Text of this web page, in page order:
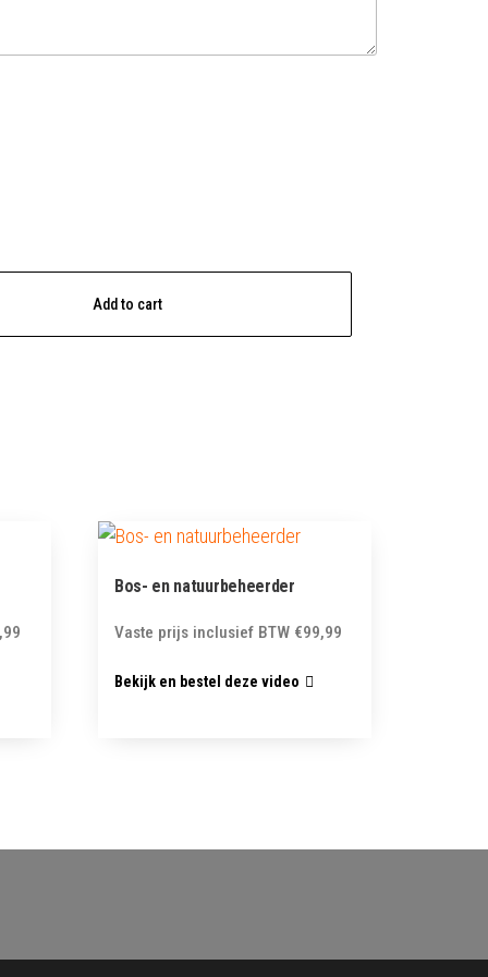
Add to cart
Bos- en natuurbeheerder
Vaste prijs inclusief BTW €99,99
Bekijk en bestel deze video